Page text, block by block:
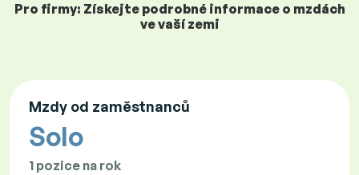
Pro firmy: Získejte podrobné informace o mzdách
ve vaší zemi
Mzdy od zaměstnanců
Solo
1 pozice na rok